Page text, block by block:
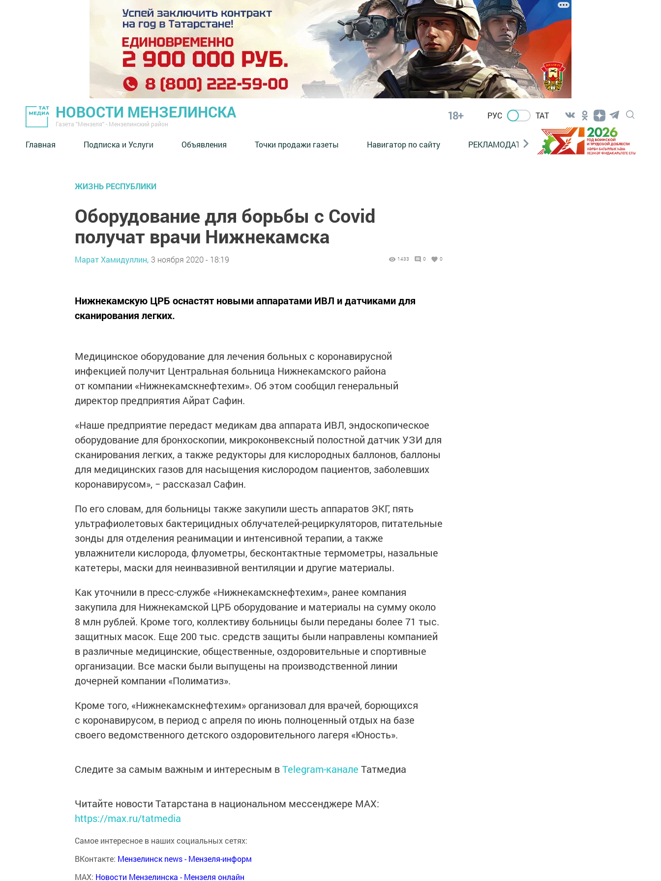
НОВОСТИ МЕНЗЕЛИНСКА
Газета "Мензеля" - Мензелинский район
18+ РУС ТАТ
Главная Подписка и Услуги Объявления Точки продажи газеты Навигатор по сайту РЕКЛАМОДАТЕЛЯМ
ЖИЗНЬ РЕСПУБЛИКИ
Оборудование для борьбы с Covid
получат врачи Нижнекамска
Марат Хамидуллин, 3 ноября 2020 - 18:19 1433 0 0
Нижнекамскую ЦРБ оснастят новыми аппаратами ИВЛ и датчиками для
сканирования легких.
Медицинское оборудование для лечения больных с коронавирусной
инфекцией получит Центральная больница Нижнекамского района
от компании «Нижнекамскнефтехим». Об этом сообщил генеральный
директор предприятия Айрат Сафин.
«Наше предприятие передаст медикам два аппарата ИВЛ, эндоскопическое
оборудование для бронхоскопии, микроконвексный полостной датчик УЗИ для
сканирования легких, а также редукторы для кислородных баллонов, баллоны
для медицинских газов для насыщения кислородом пациентов, заболевших
коронавирусом», − рассказал Сафин.
По его словам, для больницы также закупили шесть аппаратов ЭКГ, пять
ультрафиолетовых бактерицидных облучателей-рециркуляторов, питательные
зонды для отделения реанимации и интенсивной терапии, а также
увлажнители кислорода, флуометры, бесконтактные термометры, назальные
катетеры, маски для неинвазивной вентиляции и другие материалы.
Как уточнили в пресс-службе «Нижнекамскнефтехим», ранее компания
закупила для Нижнекамской ЦРБ оборудование и материалы на сумму около
8 млн рублей. Кроме того, коллективу больницы были переданы более 71 тыс.
защитных масок. Еще 200 тыс. средств защиты были направлены компанией
в различные медицинские, общественные, оздоровительные и спортивные
организации. Все маски были выпущены на производственной линии
дочерней компании «Полиматиз».
Кроме того, «Нижнекамскнефтехим» организовал для врачей, борющихся
с коронавирусом, в период с апреля по июнь полноценный отдых на базе
своего ведомственного детского оздоровительного лагеря «Юность».
Следите за самым важным и интересным вTelegram-канале Татмедиа
Читайте новости Татарстана в национальном мессенджере MАХ:
https://max.ru/tatmedia
Самое интересное в наших социальных сетях:
ВКонтакте: Мензелинск news - Мензеля-информ
MAX: Новости Мензелинска - Мензеля онлайн